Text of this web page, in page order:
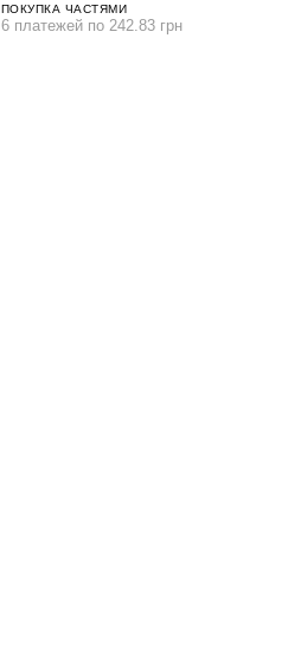
ПОКУПКА ЧАСТЯМИ
6 платежей по 242.83 грн